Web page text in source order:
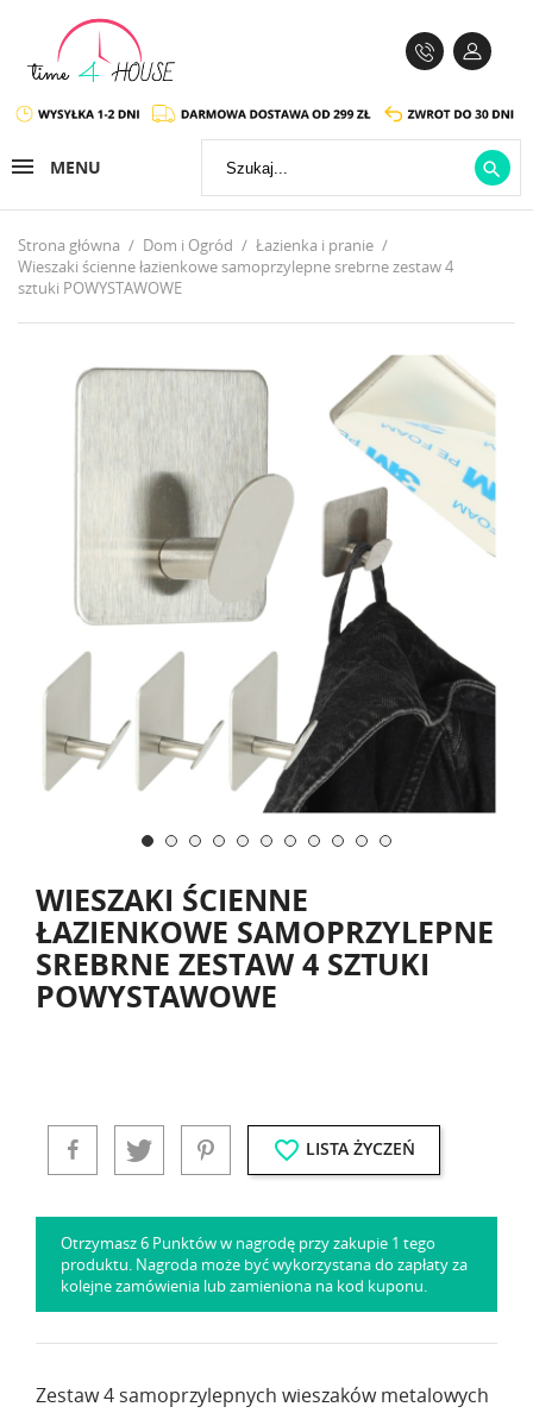
MENU 
Strona główna Dom i Ogród
Łazienka i pranie
Wieszaki ścienne łazienkowe samoprzylepne srebrne zestaw 4
sztuki POWYSTAWOWE
WIESZAKI ŚCIENNE
ŁAZIENKOWE SAMOPRZYLEPNE
SREBRNE ZESTAW 4 SZTUKI
POWYSTAWOWE
favorite_border LISTA ŻYCZEŃ
Otrzymasz 6 Punktów w nagrodę przy zakupie 1 tego
produktu. Nagroda może być wykorzystana do zapłaty za
kolejne zamówienia lub zamieniona na kod kuponu.
Zestaw 4 samoprzylepnych wieszaków metalowych